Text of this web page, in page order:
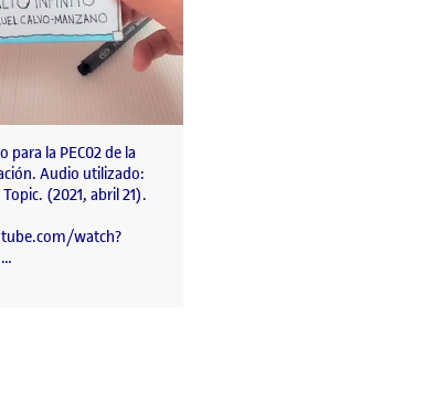
para la PEC02 de la
Audio utilizado:
(2021, abril 21).
watch?